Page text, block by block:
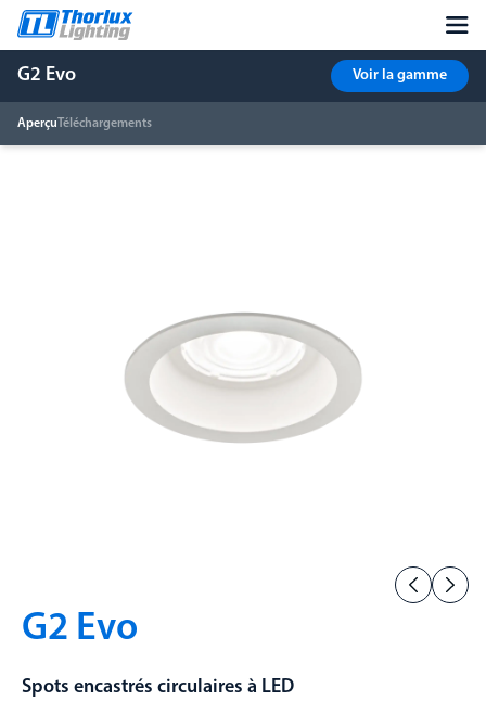
G2 Evo
Aperçu Téléchargements
Voir la gamme
G2 Evo
Spots encastrés circulaires à LED